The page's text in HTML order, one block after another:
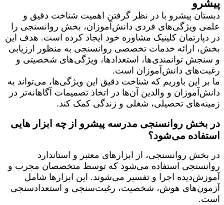
پیشرو
دبستان پیشرو با در نظر گرفتن اهمیت شناخت دقیق و
علمی ویژگی‌های فردی دانش‌آموزان، بخش روانسنجی را
در دپارتمان کلینیک مشاوره خود ایجاد کرده است. هدف این
بخش، ارائه خدمات تخصصی روانسنجی به منظور ارزیابی
و سنجش توانمندی‌ها، استعدادها، ویژگی‌های شخصیتی و
رغبت‌های دانش‌آموزان است.
ما بر این باوریم که شناخت دقیق این ویژگی‌ها، می‌تواند به
دانش‌آموزان و والدین آن‌ها در اتخاذ تصمیمات آگاهانه‌تر در
زمینه‌های تحصیلی، شغلی و زندگی کمک کند.
در بخش روانسنجی مدرسه پیشرو از چه ابزار هایی
استفاده می‌شود؟
در بخش روانسنجی، از ابزارهای معتبر و استاندارد
روانسنجی استفاده می‌شود که توسط متخصصان مجرب و
آموزش‌دیده اجرا و تفسیر می‌شوند. این ابزارها شامل
آزمون‌های هوش، شخصیت، رغبت‌سنجی و استعدادسنجی
است.